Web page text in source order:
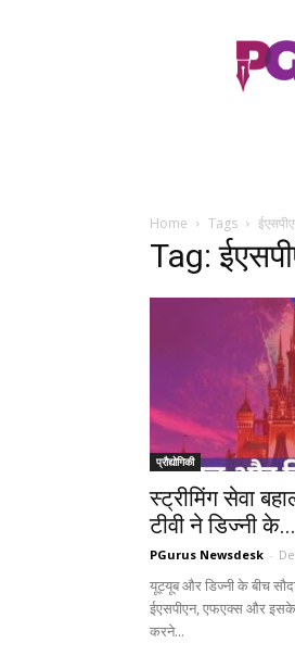
PGurus
Hindi
Home Tags
Tag:
प्रौद्योगिकी
स्ट्रीमिंग सेवा
टीवी ने डिज्नी के...
PGurus Newsdesk -
यूट्यूब और डिज्नी के बीच
ईएसपीएन, एफएक्स और इसके
करने...